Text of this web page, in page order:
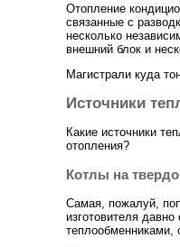
Отопление
связанные с
несколько
внешний блок и
Магистрали куда
Источники
Какие источники
отопления?
Котлы на
Самая, пожалуй,
изготовителя
теплообменниками,